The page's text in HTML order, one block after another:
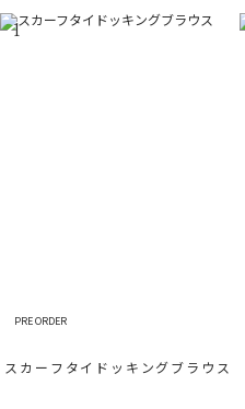
1
PRE ORDER
スカーフタイドッキングブラウス